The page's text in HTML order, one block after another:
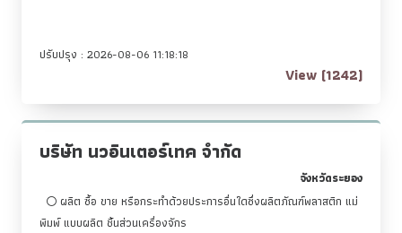
ปรับปรุง : 2026-08-06 11:18:18
View (1242)
บริษัท นวอินเตอร์เทค จำกัด
จังหวัดระยอง
ผลิต ซื้อ ขาย หรือกระทำด้วยประการอื่นใดซึ่งผลิตภัณฑ์พลาสติก แม่
พิมพ์ แบบผลิต ชิ้นส่วนเครื่องจักร